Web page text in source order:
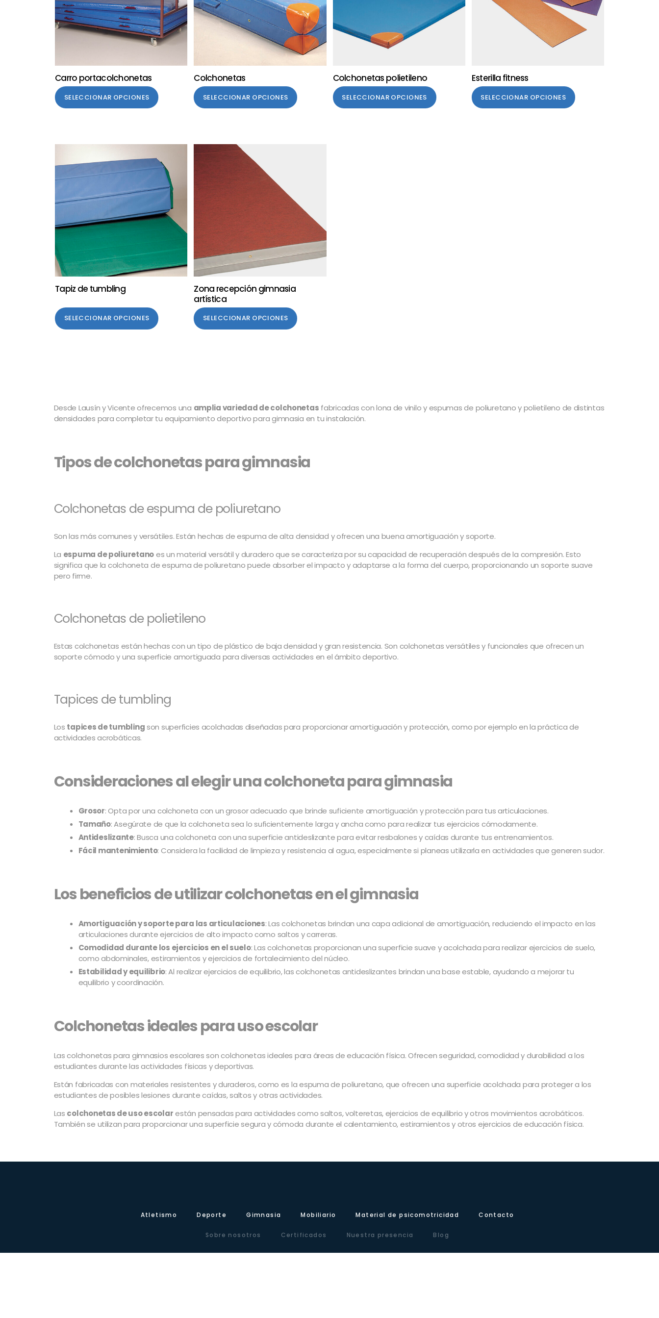
Carro portacolchonetas
SELECCIONAR OPCIONES
Colchonetas
SELECCIONAR OPCIONES
Colchonetas polietileno
SELECCIONAR OPCIONES
Esterilla fitness
SELECCIONAR OPCIONES
Tapiz de tumbling
SELECCIONAR OPCIONES
Zona recepción gimnasia
artística
SELECCIONAR OPCIONES
Desde Lausín y Vicente ofrecemos una amplia variedad de colchonetas fabricadas con lona de vinilo y espumas de poliuretano y polietileno de distintas
densidades para completar tu equipamiento deportivo para gimnasia en tu instalación.
Tipos de colchonetas para gimnasia
Colchonetas de espuma de poliuretano
Son las más comunes y versátiles. Están hechas de espuma de alta densidad y ofrecen una buena amortiguación y soporte.
La espuma de poliuretanoes un material versátil y duradero que se caracteriza por su capacidad de recuperación después de la compresión. Esto
significa que la colchoneta de espuma de poliuretano puede absorber el impacto y adaptarse a la forma del cuerpo, proporcionando un soporte suave
pero firme.
Colchonetas de polietileno
Estas colchonetas están hechas con un tipo de plástico de baja densidad y gran resistencia. Son colchonetas versátiles y funcionales que ofrecen un
soporte cómodo y una superficie amortiguada para diversas actividades en el ámbito deportivo.
Tapices de tumbling
Los tapices de tumblingson superficies acolchadas diseñadas para proporcionar amortiguación y protección, como por ejemplo en la práctica de
actividades acrobáticas.
Consideraciones al elegir una colchoneta para gimnasia
Grosor: Opta por una colchoneta con un grosor adecuado que brinde suficiente amortiguación y protección para tus articulaciones.
Tamaño: Asegúrate de que la colchoneta sea lo suficientemente larga y ancha como para realizar tus ejercicios cómodamente.
Antideslizante: Busca una colchoneta con una superficie antideslizante para evitar resbalones y caídas durante tus entrenamientos.
Fácil mantenimiento: Considera la facilidad de limpieza y resistencia al agua, especialmente si planeas utilizarla en actividades que generen sudor.
Los beneficios de utilizar colchonetas en el gimnasia
Amortiguación y soporte para las articulaciones: Las colchonetas brindan una capa adicional de amortiguación, reduciendo el impacto en las
articulaciones durante ejercicios de alto impacto como saltos y carreras.
Comodidad durante los ejercicios en el suelo: Las colchonetas proporcionan una superficie suave y acolchada para realizar ejercicios de suelo,
como abdominales, estiramientos y ejercicios de fortalecimiento del núcleo.
Estabilidad y equilibrio: Al realizar ejercicios de equilibrio, las colchonetas antideslizantes brindan una base estable, ayudando a mejorar tu
equilibrio y coordinación.
Colchonetas ideales para uso escolar
Las colchonetas para gimnasios escolares son colchonetas ideales para áreas de educación física. Ofrecen seguridad, comodidad y durabilidad a los
estudiantes durante las actividades físicas y deportivas.
Están fabricadas con materiales resistentes y duraderos, como es la espuma de poliuretano, que ofrecen una superficie acolchada para proteger a los
estudiantes de posibles lesiones durante caídas, saltos y otras actividades.
Las colchonetas de uso escolarestán pensadas para actividades como saltos, volteretas, ejercicios de equilibrio y otros movimientos acrobáticos.
También se utilizan para proporcionar una superficie segura y cómoda durante el calentamiento, estiramientos y otros ejercicios de educación física.
Atletismo Deporte Gimnasia Mobiliario Material de psicomotricidad Contacto
Sobre nosotros Certificados Nuestra presencia Blog